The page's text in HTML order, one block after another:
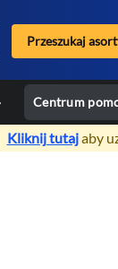
Przeszukaj
Centrum
Kliknij tutajaby